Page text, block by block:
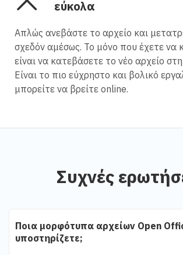
εύκολα
Απλώς ανεβάστε το αρχείο και
σχεδόν αμέσως. Το μόνο που έχετε να
είναι να κατεβάσετε το νέο αρχείο
Είναι το πιο εύχρηστο και βολικό
μπορείτε να βρείτε online.
Συχνές
Ποια μορφότυπα αρχείων Open
υποστηρίζετε;